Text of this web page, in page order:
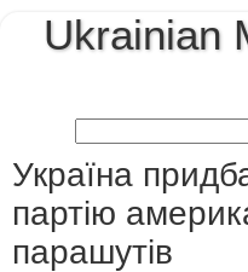
Ukrainian
Україна
партію
парашутів